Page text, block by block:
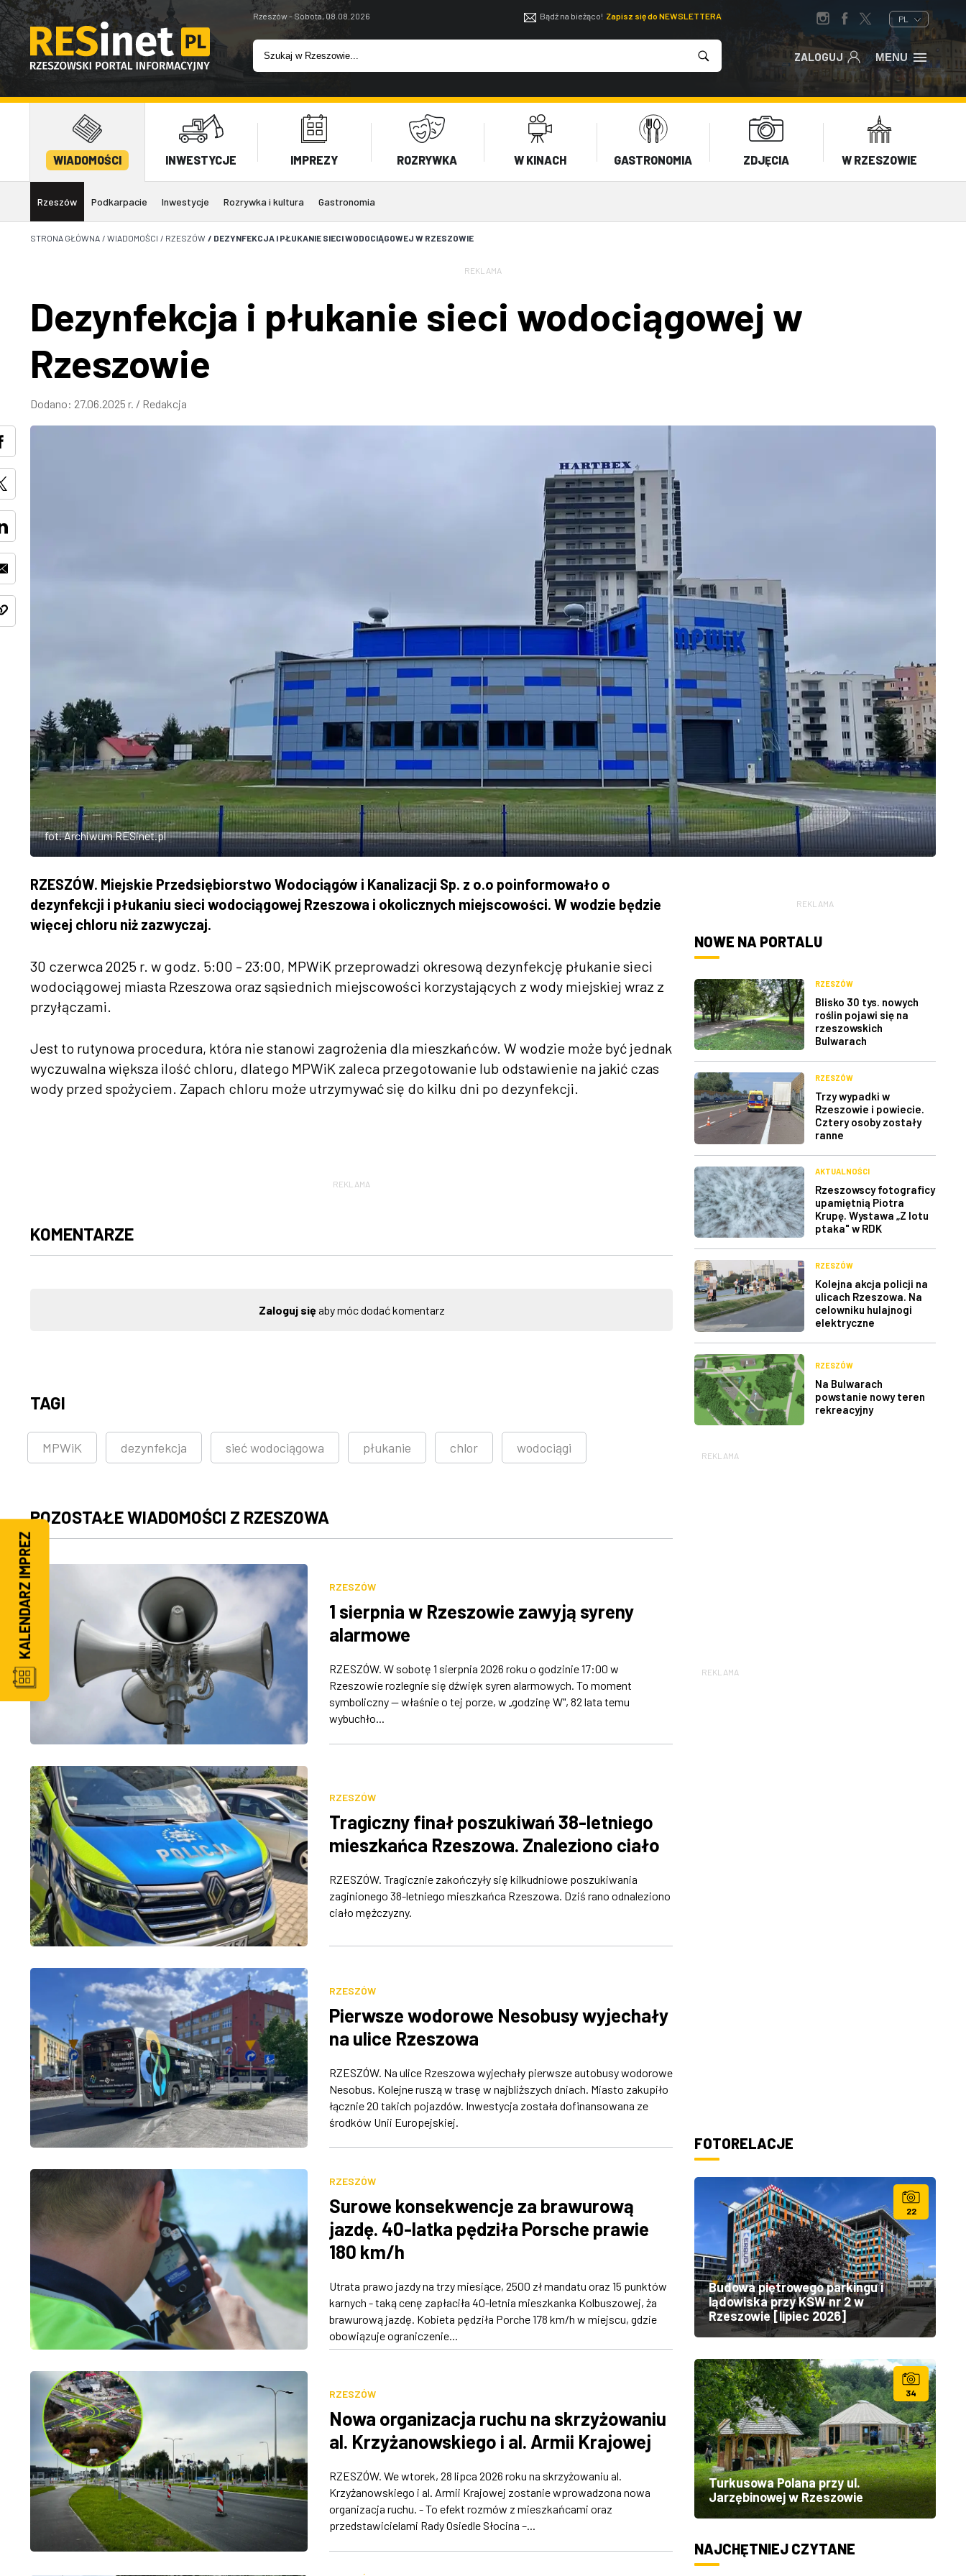
Rzeszów - Sobota, 08.08.2026 Bądź na bieżąco! Zapisz się do NEWSLETTERA PL
ZALOGUJ MENU
WIADOMOŚCI INWESTYCJE IMPREZY ROZRYWKA W KINACH GASTRONOMIA ZDJĘCIA W RZESZOWIE
Rzeszów Podkarpacie Inwestycje Rozrywka i kultura Gastronomia
STRONA GŁÓWNA / WIADOMOŚCI / RZESZÓW / DEZYNFEKCJA I PŁUKANIE SIECI WODOCIĄGOWEJ W RZESZOWIE
REKLAMA
Dezynfekcja i płukanie sieci wodociągowej w
Rzeszowie
Dodano: 27.06.2025 r. / Redakcja
fot. Archiwum RESinet.pl
RZESZÓW. Miejskie Przedsiębiorstwo Wodociągów i Kanalizacji Sp. z o.o poinformowało o
dezynfekcji i płukaniu sieci wodociągowej Rzeszowa i okolicznych miejscowości. W wodzie będzie
więcej chloru niż zazwyczaj.
30 czerwca 2025 r. w godz. 5:00 – 23:00, MPWiK przeprowadzi okresową dezynfekcję płukanie sieci
wodociągowej miasta Rzeszowa oraz sąsiednich miejscowości korzystających z wody miejskiej wraz z
przyłączami.
Jest to rutynowa procedura, która nie stanowi zagrożenia dla mieszkańców. W wodzie może być jednak
wyczuwalna większa ilość chloru, dlatego MPWiK zaleca przegotowanie lub odstawienie na jakić czas
wody przed spożyciem. Zapach chloru może utrzymywać się do kilku dni po dezynfekcji.
REKLAMA
KOMENTARZE
Zaloguj sięaby móc dodać komentarz
TAGI
MPWiK dezynfekcja sieć wodociągowa płukanie chlor wodociągi
POZOSTAŁE WIADOMOŚCI Z RZESZOWA
RZESZÓW
1 sierpnia w Rzeszowie zawyją syreny
alarmowe
RZESZÓW. W sobotę 1 sierpnia 2026 roku o godzinie 17:00 w
Rzeszowie rozlegnie się dźwięk syren alarmowych. To moment
symboliczny — właśnie o tej porze, w „godzinę W", 82 lata temu
wybuchło...
RZESZÓW
Tragiczny finał poszukiwań 38-letniego
mieszkańca Rzeszowa. Znaleziono ciało
RZESZÓW. Tragicznie zakończyły się kilkudniowe poszukiwania
zaginionego 38-letniego mieszkańca Rzeszowa. Dziś rano odnaleziono
ciało mężczyzny.
RZESZÓW
Pierwsze wodorowe Nesobusy wyjechały
na ulice Rzeszowa
RZESZÓW. Na ulice Rzeszowa wyjechały pierwsze autobusy wodorowe
Nesobus. Kolejne ruszą w trasę w najbliższych dniach. Miasto zakupiło
łącznie 20 takich pojazdów. Inwestycja została dofinansowana ze
środków Unii Europejskiej.
RZESZÓW
Surowe konsekwencje za brawurową
jazdę. 40-latka pędziła Porsche prawie
180 km/h
Utrata prawo jazdy na trzy miesiące, 2500 zł mandatu oraz 15 punktów
karnych - taką cenę zapłaciła 40-letnia mieszkanka Kolbuszowej, ża
brawurową jazdę. Kobieta pędziła Porche 178 km/h w miejscu, gdzie
obowiązuje ograniczenie...
RZESZÓW
Nowa organizacja ruchu na skrzyżowaniu
al. Krzyżanowskiego i al. Armii Krajowej
RZESZÓW. We wtorek, 28 lipca 2026 roku na skrzyżowaniu al.
Krzyżanowskiego i al. Armii Krajowej zostanie wprowadzona nowa
organizacja ruchu. - To efekt rozmów z mieszkańcami oraz
przedstawicielami Rady Osiedle Słocina –...
REKLAMA
NOWE NA PORTALU
RZESZÓW
Blisko 30 tys. nowych
roślin pojawi się na
rzeszowskich
Bulwarach
RZESZÓW
Trzy wypadki w
Rzeszowie i powiecie.
Cztery osoby zostały
ranne
AKTUALNOŚCI
Rzeszowscy fotograficy
upamiętnią Piotra
Krupę. Wystawa „Z lotu
ptaka" w RDK
RZESZÓW
Kolejna akcja policji na
ulicach Rzeszowa. Na
celowniku hulajnogi
elektryczne
RZESZÓW
Na Bulwarach
powstanie nowy teren
rekreacyjny
REKLAMA
REKLAMA
FOTORELACJE
22
Budowa piętrowego parkingu i
lądowiska przy KSW nr 2 w
Rzeszowie [lipiec 2026]
34
Turkusowa Polana przy ul.
Jarzębinowej w Rzeszowie
NAJCHĘTNIEJ CZYTANE
KALENDARZ IMPREZ